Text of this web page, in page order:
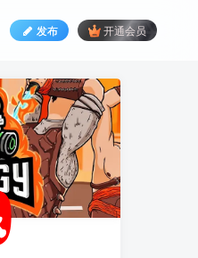
发布 开通会员